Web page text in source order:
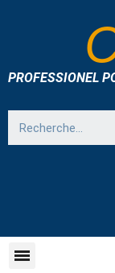
PROFESSIONEL